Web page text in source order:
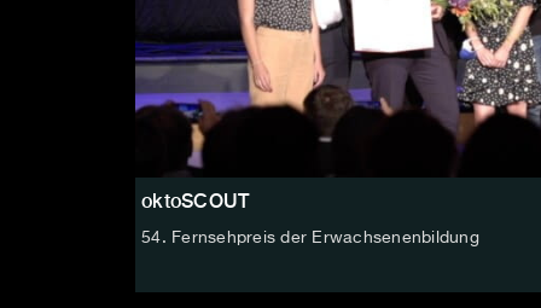
oktoSCOUT
54. Fernsehpreis der Erwachsenenbildung